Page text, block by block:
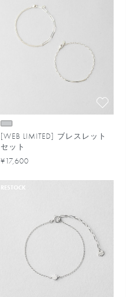
[WEB LIMITED] ブレスレット
セット
¥17,600
RESTOCK